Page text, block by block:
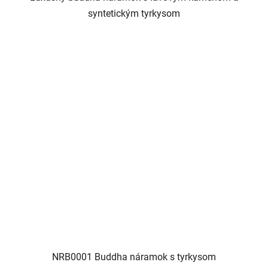
syntetickým tyrkysom
NRB0001 Buddha náramok s tyrkysom